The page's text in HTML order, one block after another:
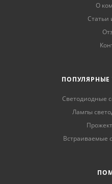
О
Статьи
ПОПУЛЯРНЫЕ
Светодиодные
Лампы
Встраиваемые